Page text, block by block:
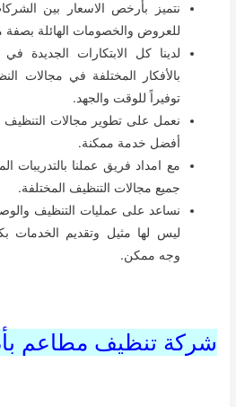
نتميز بأرخص الاسعار بين
للعروض والخصومات الهائلة
لدينا كل الابتكارات الجديدة في
بالأفكار المختلفة في مجالات
توفيراً للوقت والجهد.
نعمل على تطوير مجالات التنظيف
أفضل خدمة ممكنة.
مع امداد فريق عملنا بالتدريبات
جميع مجالات التنظيف المختلفة.
نساعد على عمليات التنظيف
ليس لها مثيل وتقديم الخدمات
وجه ممكن.
شركة تنظيف مطاعم